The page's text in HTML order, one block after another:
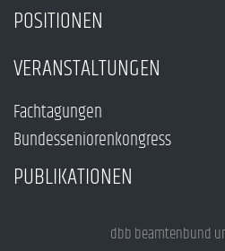
POSITIONEN
VERANSTALTUNGEN
Fachtagungen
Bundesseniorenkongress
PUBLIKATIONEN
dbb beamtenbund